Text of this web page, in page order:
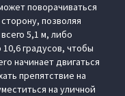
поворачиваться
позволяя
5,1 м, либо
10,6 градусов, чтобы
начинает двигаться
препятствие на
на уличной